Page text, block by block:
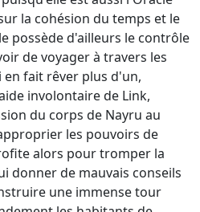
la cohésion du temps et le
possède d'ailleurs le contrôle
de voyager à travers les
fait rêver plus d'un,
involontaire de Link,
du corps de Nayru au
les pouvoirs de
alors pour tromper la
donner de mauvais conseils
une immense tour